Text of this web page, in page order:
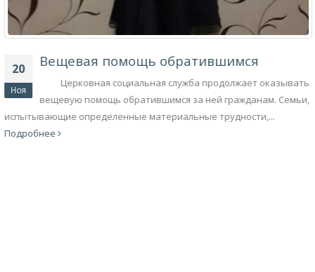
© Copyright 2016 - 2019. Права защищены.